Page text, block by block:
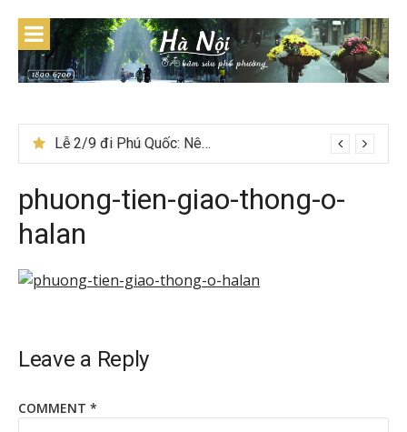
content
Lễ 2/9 đi Phú Quốc: Nên đi tour hay tự túc tiết kiệm hơn
phuong-tien-giao-thong-o-
halan
Leave a Reply
COMMENT *